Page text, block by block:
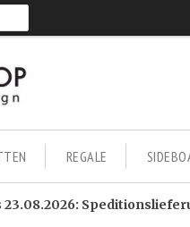
REGALE
23.08.2026: